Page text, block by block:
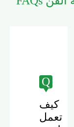
Q
كيف
تعمل